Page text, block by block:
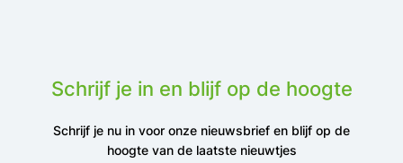
Schrijf je in en blijf op de hoogte
Schrijf je nu in voor onze nieuwsbrief en blijf op de
hoogte van de laatste nieuwtjes